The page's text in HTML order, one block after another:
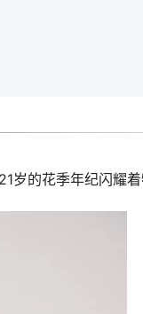
岁的花季年纪闪耀